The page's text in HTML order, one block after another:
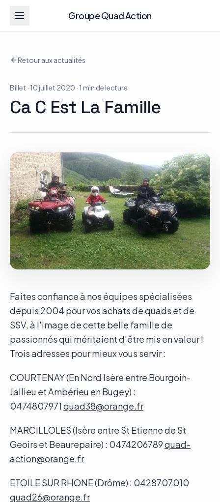
Groupe Quad Action
Groupe Quad Action
Accueil
RZR
RGR
Tous les modèles
Actualités
Le groupe
Contact
Retour aux actualités
Billet · 10 juillet 2020 · 1 min de lecture
Ca C Est La Famille
Faites confiance à nos équipes spécialisées
depuis 2004 pour vos achats de quads et de
SSV, à l'image de cette belle famille de
passionnés qui méritaient d'être mis en valeur !
Trois adresses pour mieux vous servir :
COURTENAY (En Nord Isère entre Bourgoin-
Jallieu et Ambérieu en Bugey) :
0474807971quad38@orange.fr
MARCILLOLES (Isère entre St Etienne de St
Geoirs et Beaurepaire) : 0474206789quad-
action@orange.fr
ETOILE SUR RHONE (Drôme) : 0428707010
quad26@orange.fr